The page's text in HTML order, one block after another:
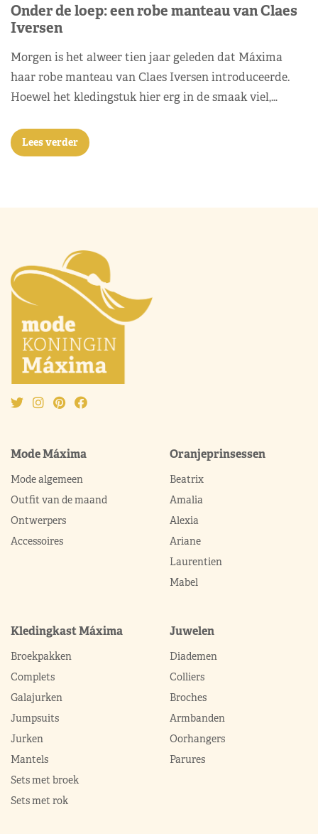
Onder de loep: een robe manteau van Claes
Iversen
Morgen is het alweer tien jaar geleden dat Máxima
haar robe manteau van Claes Iversen introduceerde.
Hoewel het kledingstuk hier erg in de smaak viel,…
Lees verder
Mode Máxima
Mode algemeen
Outfit van de maand
Ontwerpers
Accessoires
Oranjeprinsessen
Beatrix
Amalia
Alexia
Ariane
Laurentien
Mabel
Kledingkast Máxima
Broekpakken
Complets
Galajurken
Jumpsuits
Jurken
Mantels
Sets met broek
Sets met rok
Juwelen
Diademen
Colliers
Broches
Armbanden
Oorhangers
Parures